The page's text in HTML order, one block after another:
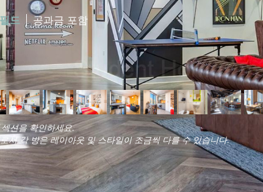
드 공과금 포함
션을 확인하세요.
서 각 방은 레이아웃 및 스타일이 조금씩 다를 수 있습니다.